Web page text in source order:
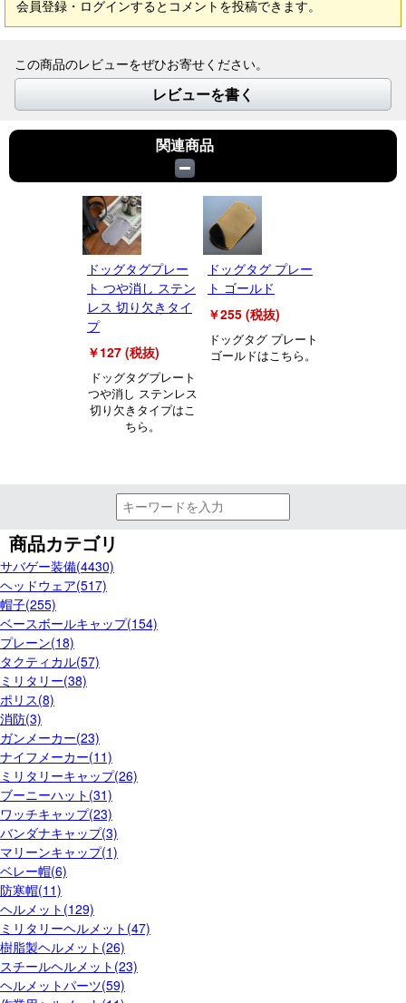
会員登録・ログインするとコメントを投稿できます。
この商品のレビューをぜひお寄せください。
レビューを書く
関連商品
ドッグタグプレー
ト つや消し ステン
レス 切り欠きタイ
プ
￥127 (税抜)
ドッグタグプレート
つや消し ステンレス
切り欠きタイプはこ
ちら。
ドッグタグ プレー
ト ゴールド
￥255 (税抜)
ドッグタグ プレート
ゴールドはこちら。
商品カテゴリ
サバゲー装備(4430)
ヘッドウェア(517)
帽子(255)
ベースボールキャップ(154)
プレーン(18)
タクティカル(57)
ミリタリー(38)
ポリス(8)
消防(3)
ガンメーカー(23)
ナイフメーカー(11)
ミリタリーキャップ(26)
ブーニーハット(31)
ワッチキャップ(23)
バンダナキャップ(3)
マリーンキャップ(1)
ベレー帽(6)
防寒帽(11)
ヘルメット(129)
ミリタリーヘルメット(47)
樹脂製ヘルメット(26)
スチールヘルメット(23)
ヘルメットパーツ(59)